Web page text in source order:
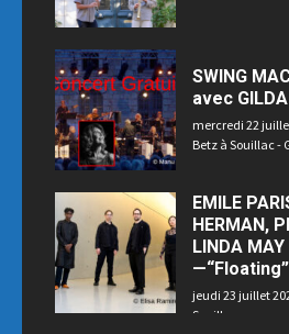
SWING
avec GILDA
mercredi 22
Betz à Souillac -
EMILE
HERMAN,
LINDA MAY
—“Floating”
jeudi 23 juillet
Souillac